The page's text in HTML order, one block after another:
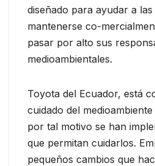
diseñado para ayudar a
mantenerse co-
pasar por alto sus
medioambientales.
Toyota del Ecuador, está
cuidado del
por tal motivo se han
que permitan cuidarlos.
pequeños cambios que